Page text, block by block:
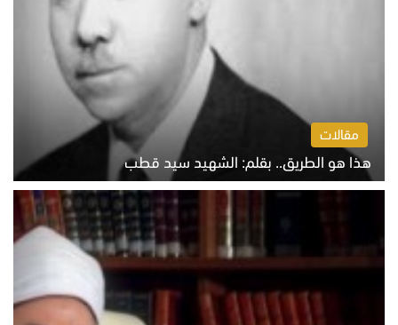
مقالات
هذا هو الطريق.. بقلم: الشهيد سيد قطب
الخميس 6 أغسطس 2026 10:52 ص